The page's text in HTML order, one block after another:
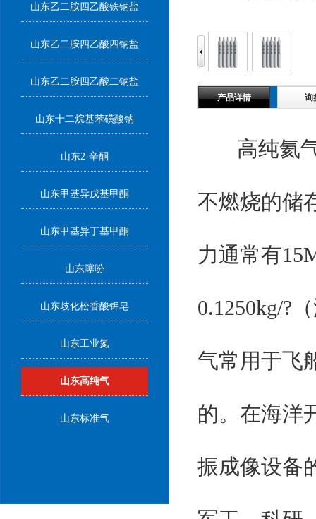
山东乙二胺四乙酸铁钠盐
山东乙二胺四乙酸四钠盐
山东乙二胺四乙酸二钠盐
山东十二烷基苯磺酸钠
山东2-辛酮
山东甲基异戊基甲酮
山东甲基异丁基甲酮
山东噻吩
山东歧化松香酸钾皂
山东工业氮
山东高纯气
山东标准气
产品详情 询
高纯氦气
不燃烧的储
力通常有
0.1250kg/?
气常用于飞
的。在海洋
振成像设备